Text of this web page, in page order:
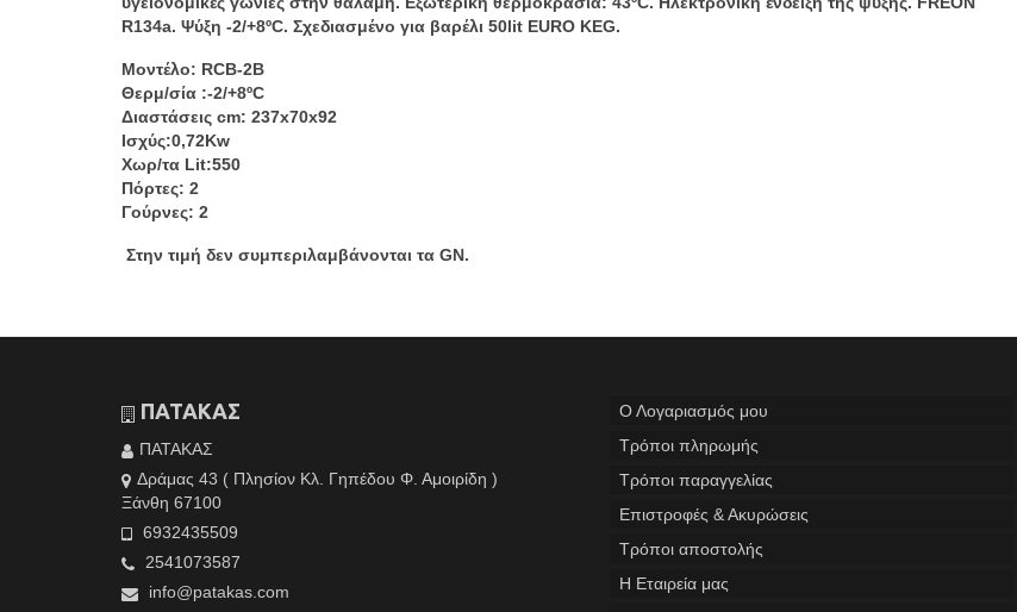
R134a. Ψύξη -2/+8ºC. Σχεδιασμένο για βαρέλι 50lit EURO KEG.
Μοντέλο: RCB-2B
Θερμ/σία :-2/+8ºC
Διαστάσεις cm: 237x70x92
Ισχύς:0,72Kw
Χωρ/τα Lit:550
Πόρτες: 2
Γούρνες: 2
Στην τιμή δεν συμπεριλαμβάνονται τα GN.
ΠΑΤΑΚΑΣ
ΠΑΤΑΚΑΣ
Δράμας 43 ( Πλησίον Κλ. Γηπέδου Φ. Αμοιρίδη )
Ξάνθη 67100
6932435509
2541073587
info@patakas.com
Ο Λογαριασμός μου
Tρόποι πληρωμής
Τρόποι παραγγελίας
Επιστροφές & Ακυρώσεις
Τρόποι αποστολής
Η Εταιρεία μας